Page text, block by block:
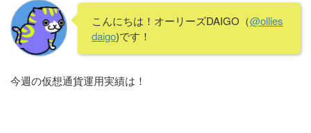
こんにちは！オーリーズDAIGO（@ollies
daigo)です！
今週の仮想通貨運用実績は！